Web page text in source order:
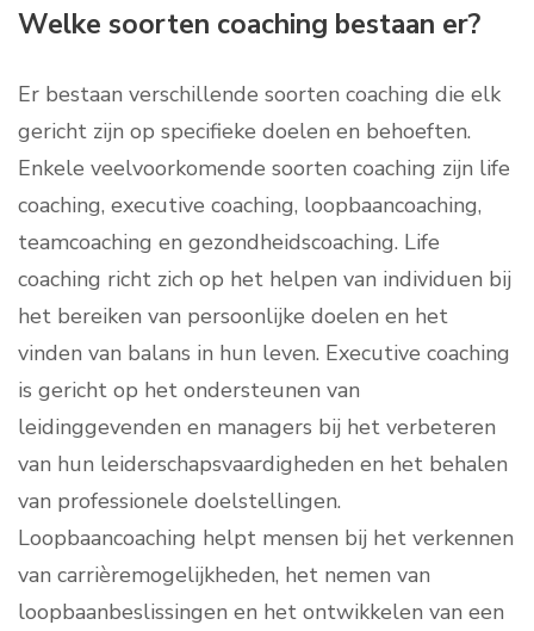
Welke soorten coaching bestaan er?
Er bestaan verschillende soorten coaching die elk
gericht zijn op specifieke doelen en behoeften.
Enkele veelvoorkomende soorten coaching zijn life
coaching, executive coaching, loopbaancoaching,
teamcoaching en gezondheidscoaching. Life
coaching richt zich op het helpen van individuen bij
het bereiken van persoonlijke doelen en het
vinden van balans in hun leven. Executive coaching
is gericht op het ondersteunen van
leidinggevenden en managers bij het verbeteren
van hun leiderschapsvaardigheden en het behalen
van professionele doelstellingen.
Loopbaancoaching helpt mensen bij het verkennen
van carrièremogelijkheden, het nemen van
loopbaanbeslissingen en het ontwikkelen van een